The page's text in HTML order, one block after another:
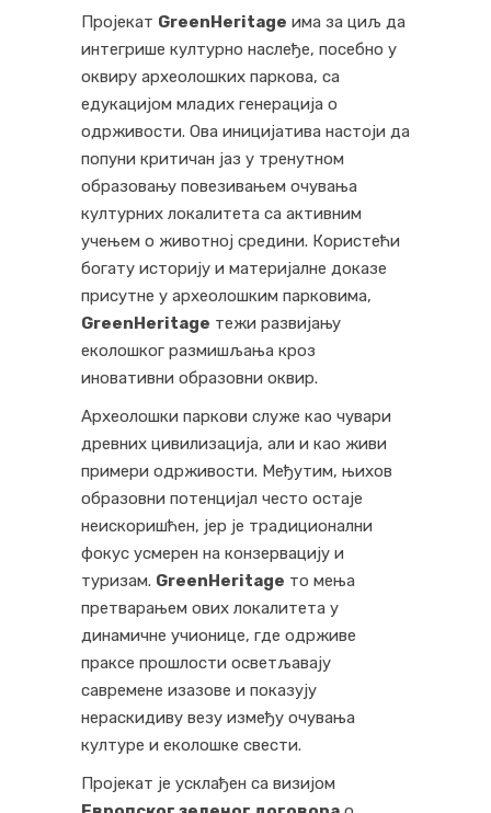
Пројекат GreenHeritage има за циљ да
интегрише културно наслеђе, посебно у
оквиру археолошких паркова, са
едукацијом младих генерација о
одрживости. Ова иницијатива настоји да
попуни критичан јаз у тренутном
образовању повезивањем очувања
културних локалитета са активним
учењем о животној средини. Користећи
богату историју и материјалне доказе
присутне у археолошким парковима,
GreenHeritage тежи развијању
еколошког размишљања кроз
иновативни образовни оквир.
Археолошки паркови служе као чувари
древних цивилизација, али и као живи
примери одрживости. Међутим, њихов
образовни потенцијал често остаје
неискоришћен, јер је традиционални
фокус усмерен на конзервацију и
туризам. GreenHeritage то мења
претварањем ових локалитета у
динамичне учионице, где одрживе
праксе прошлости осветљавају
савремене изазове и показују
нераскидиву везу између очувања
културе и еколошке свести.
Пројекат је усклађен са визијом